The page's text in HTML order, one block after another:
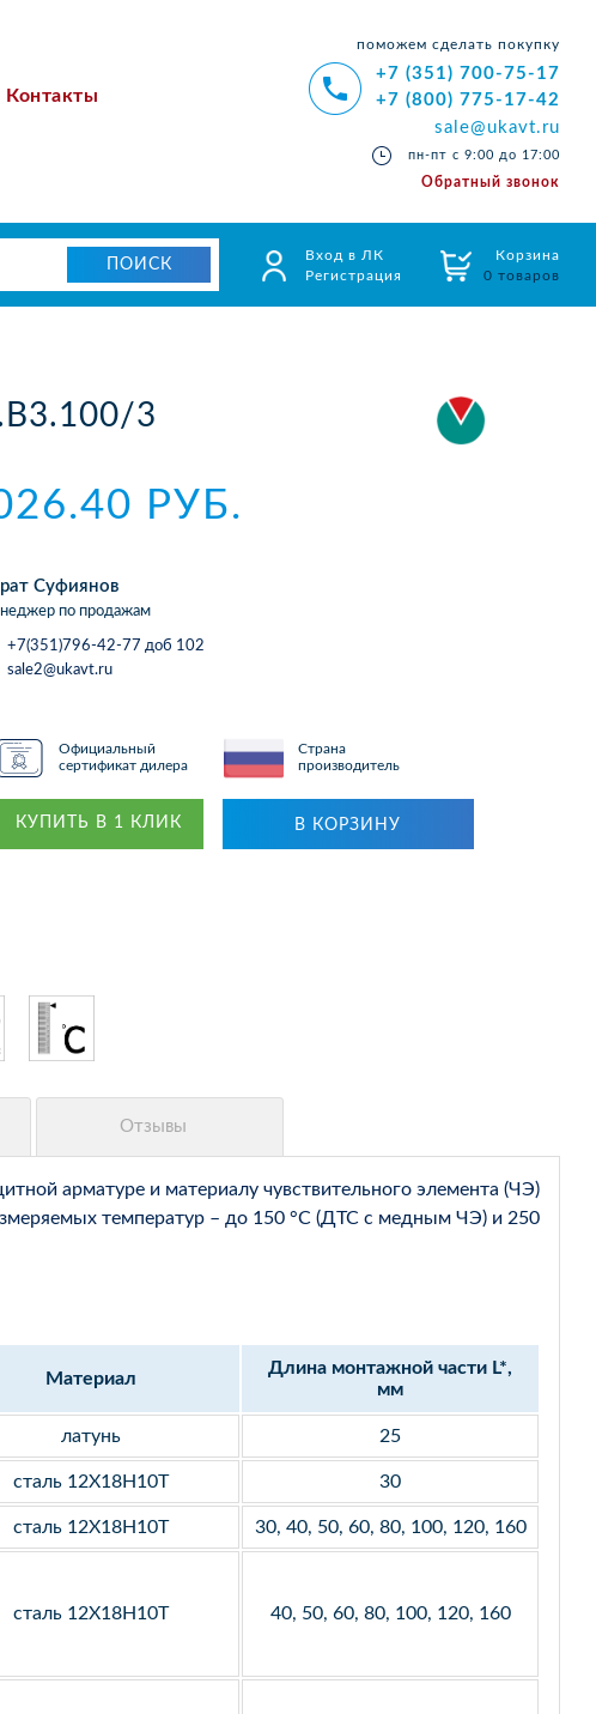
Контакты
поможем сделать покупку
+7 (351) 700-75-17
+7 (800) 775-17-42
sale@ukavt.ru
пн-пт с 9:00 до 17:00
Обратный звонок
Вход в ЛК
Регистрация
Корзина
0 товаров
3
РУБ.
Суфиянов
по продажам
+7(351)796-42-77 доб 102
sale2@ukavt.ru
Официальный
сертификат дилера
Страна
производитель
КУПИТЬ В 1 КЛИК В КОРЗИНУ
арматуре и материалу чувствительного элемента (ЧЭ)
температур – до 150 °С (ДТС с медным ЧЭ) и 250
Материал
Длина монтажной части L*,
мм
латунь 25
сталь 12Х18Н10Т 30
сталь 12Х18Н10Т 30, 40, 50, 60, 80, 100, 120, 160
сталь 12Х18Н10Т 40, 50, 60, 80, 100, 120, 160